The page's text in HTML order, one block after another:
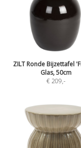
ZILT Ronde Bijzettafel
Glas, 50cm
€ 209,-